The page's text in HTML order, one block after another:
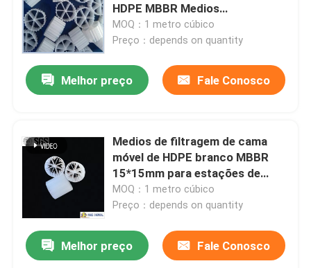
HDPE MBBR Medios
transportadores 16*10mm
MOQ：1 metro cúbico
Preço：depends on quantity
Melhor preço Fale Conosco
Medios de filtragem de cama
móvel de HDPE branco MBBR
15*15mm para estações de
tratamento de esgoto/medios
de filtragem biológicos
MOQ：1 metro cúbico
Preço：depends on quantity
Melhor preço Fale Conosco